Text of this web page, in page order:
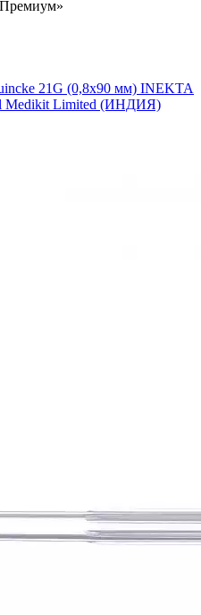
Премиум»
21G (0,8х90 мм) INEKTA
Medikit Limited (ИНДИЯ)